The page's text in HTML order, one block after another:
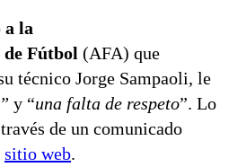
la
Fútbol (AFA) que
técnico Jorge Sampaoli, le
y “una falta de respeto”. Lo
de un comunicado
sitio web.